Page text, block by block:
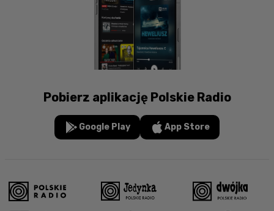
Pobierz aplikację Polskie Radio
Google Play App Store